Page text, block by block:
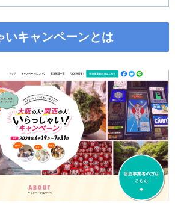
いキャンペーンとは